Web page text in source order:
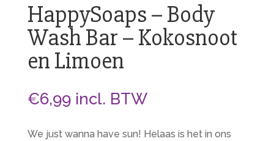
HappySoaps – Body
Wash Bar – Kokosnoot
en Limoen
€6,99 incl. BTW
We just wanna have sun! Helaas is het in ons